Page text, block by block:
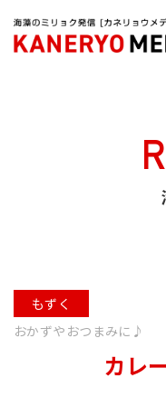
カネリョウメディアTOP
もずく
おかずやおつまみに♪
カレ